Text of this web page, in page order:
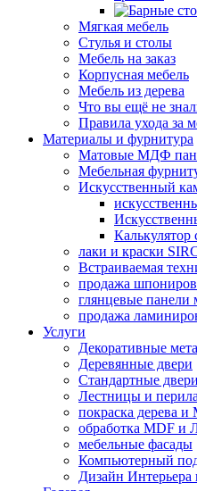
Мягкая мебель
Стулья и столы
Мебель на заказ
Корпусная мебель
Мебель из дерева
Что вы ещё не
Правила ухода за
Материалы и фурнитура
Матовые МДФ
Мебельная
Искусственный
лаки и краски
Встраиваемая
продажа
глянцевые панели
продажа
Услуги
Декоративные
Деревянные двери
Стандартные двери
Лестницы и
покраска дерева и
обработка MDF
мебельные фасады
Компьютерный
Дизайн